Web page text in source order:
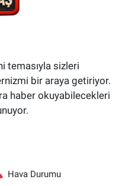
temasıyla sizleri
bir araya getiriyor.
haber okuyabilecekleri
Hava Durumu